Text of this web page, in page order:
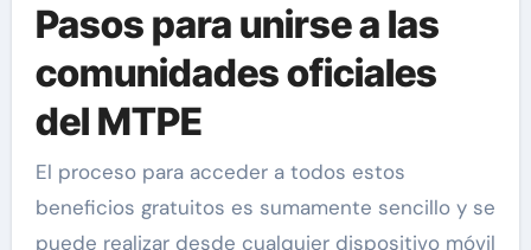
Pasos para unirse a las
comunidades oficiales
del MTPE
El proceso para acceder a todos estos
beneficios gratuitos es sumamente sencillo y se
puede realizar desde cualquier dispositivo móvil